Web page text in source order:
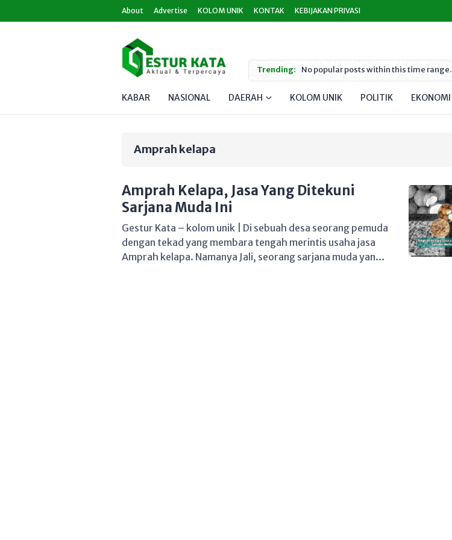
About Advertise KOLOM UNIK KONTAK KEBIJAKAN PRIVASI
Trending: No popular posts within this time range.
KABAR NASIONAL DAERAH KOLOM UNIK POLITIK EKONOMI
Amprah kelapa
Amprah Kelapa, Jasa Yang Ditekuni
Sarjana Muda Ini
Gestur Kata – kolom unik | Di sebuah desa seorang pemuda
dengan tekad yang membara tengah merintis usaha jasa
Amprah kelapa. Namanya Jali, seorang sarjana muda yang